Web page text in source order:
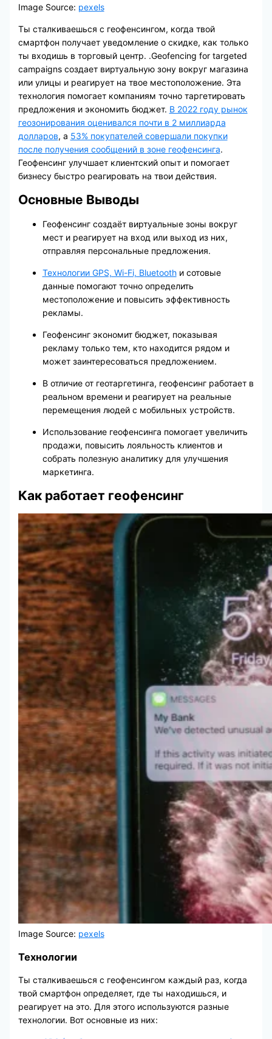
Image Source: pexels
Ты сталкиваешься с геофенсингом, когда твой
смартфон получает уведомление о скидке, как только
ты входишь в торговый центр. .Geofencing for targeted
campaigns создает виртуальную зону вокруг магазина
или улицы и реагирует на твое местоположение. Эта
технология помогает компаниям точно таргетировать
предложения и экономить бюджет. В 2022 году рынок
геозонирования оценивался почти в 2 миллиарда
долларов, а 53% покупателей совершали покупки
после получения сообщений в зоне геофенсинга.
Геофенсинг улучшает клиентский опыт и помогает
бизнесу быстро реагировать на твои действия.
Основные Выводы
Геофенсинг создаёт виртуальные зоны вокруг
мест и реагирует на вход или выход из них,
отправляя персональные предложения.
Технологии GPS, Wi-Fi, Bluetoothи сотовые
данные помогают точно определить
местоположение и повысить эффективность
рекламы.
Геофенсинг экономит бюджет, показывая
рекламу только тем, кто находится рядом и
может заинтересоваться предложением.
В отличие от геотаргетинга, геофенсинг работает в
реальном времени и реагирует на реальные
перемещения людей с мобильных устройств.
Использование геофенсинга помогает увеличить
продажи, повысить лояльность клиентов и
собрать полезную аналитику для улучшения
маркетинга.
Как работает геофенсинг
Image Source: pexels
Технологии
Ты сталкиваешься с геофенсингом каждый раз, когда
твой смартфон определяет, где ты находишься, и
реагирует на это. Для этого используются разные
технологии. Вот основные из них: